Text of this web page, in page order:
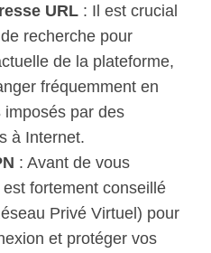
URL: Il est crucial
recherche pour
de la plateforme,
fréquemment en
imposés par des
à Internet.
: Avant de vous
fortement conseillé
Privé Virtuel) pour
et protéger vos